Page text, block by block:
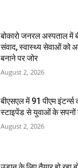
बोकारो जनरल अस्पताल में
संवाद, स्वास्थ्य सेवाओं को
बनाने पर जोर
August 2, 2026
बीएसएल में 91 पीएम
स्टाइपेंड से युवाओं के सपनों
August 2, 2026